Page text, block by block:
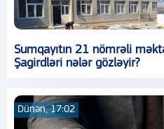
Sumqayıtın 21 nömrəli
Şagirdləri nələr gözləyir?
Dünən, 17:02